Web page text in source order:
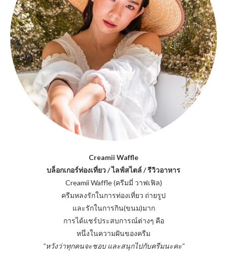
Creamii Waffle
บล็อกเกอร์ท่องเที่ยว / ไลฟ์สไตล์ / รีวิวอาหาร
Creamii Waffle (ครีมมี่ วาฟเฟิล)
ครีมหลงรักในการท่องเที่ยว ถ่ายรูป
และรักในการกิน(ขนม)มาก
การได้แชร์ประสบการณ์ต่างๆ คือ
หนึ่งในความฝันของครีม
"หวังว่าทุกคนจะชอบ และสนุกไปกับครีมนะคะ"